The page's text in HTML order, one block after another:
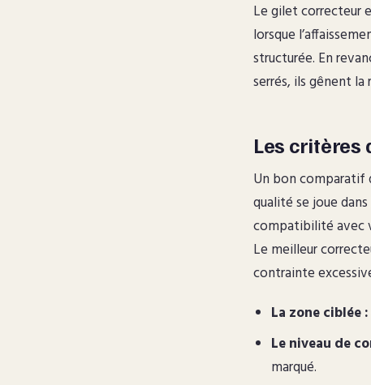
Le gilet correcteur
lorsque
structurée. En
serrés, ils gênent
Les critères
Un bon comparatif
qualité se joue
compatibilité avec
Le meilleur
contrainte
La zone ciblée :
Le niveau de
marqué.